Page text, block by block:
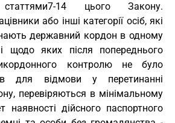
статтями7-14 цього Закону.
або інші категорії осіб, які
державний кордон в одному
щодо яких після попереднього
контролю не було
для відмови у перетинанні
перевіряються в мінімальному
наявності дійсного паспортного